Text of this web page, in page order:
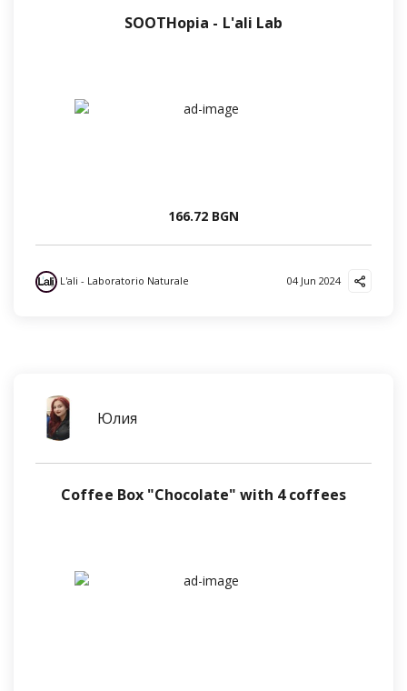
SOOTHopia - L'ali Lab
166.72 BGN
L'ali - Laboratorio Naturale 04 Jun 2024
Юлия
Coffee Box "Chocolate" with 4 coffees